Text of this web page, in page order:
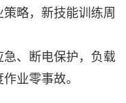
略，新技能训练周
、断电保护，负载
业零事故。